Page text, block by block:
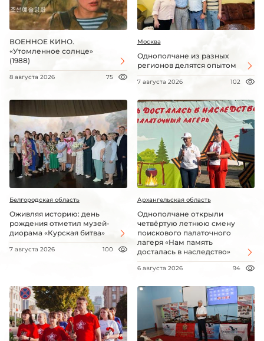
ВОЕННОЕ КИНО.
«Утомленное солнце»
(1988)
8 августа 2026 75
Москва
Однополчане из разных
регионов делятся опытом
7 августа 2026 102
Белгородская область
Оживляя историю: день
рождения отметил музей-
диорама «Курская битва»
7 августа 2026 100
Архангельская область
Однополчане открыли
четвёртую летнюю смену
поискового палаточного
лагеря «Нам память
досталась в наследство»
6 августа 2026 94